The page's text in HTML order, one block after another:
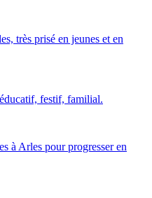
très prisé en jeunes et en
festif, familial.
à Arles pour progresser en